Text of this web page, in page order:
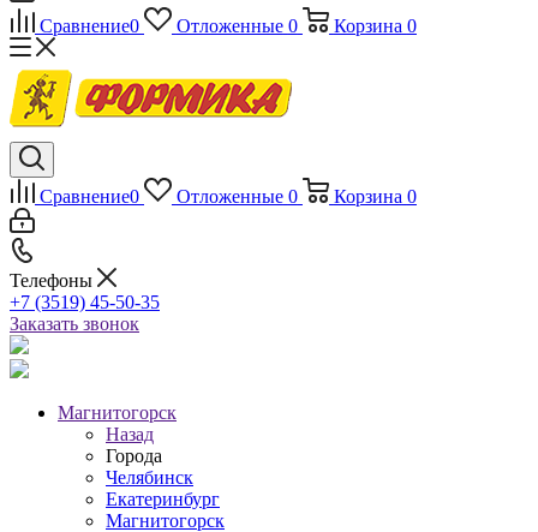
Сравнение0 Отложенные 0 Корзина 0
Сравнение0 Отложенные 0 Корзина 0
Телефоны
+7 (3519) 45-50-35
Заказать звонок
Магнитогорск
Назад
Города
Челябинск
Екатеринбург
Магнитогорск